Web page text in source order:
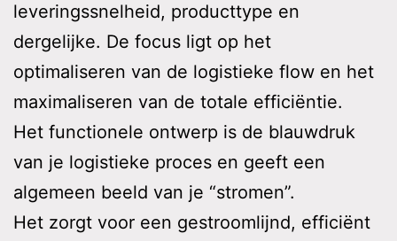
leveringssnelheid, producttype en
dergelijke. De focus ligt op het
optimaliseren van de logistieke flow en het
maximaliseren van de totale efficiëntie.
Het functionele ontwerp is de blauwdruk
van je logistieke proces en geeft een
algemeen beeld van je “stromen”.
Het zorgt voor een gestroomlijnd, efficiënt